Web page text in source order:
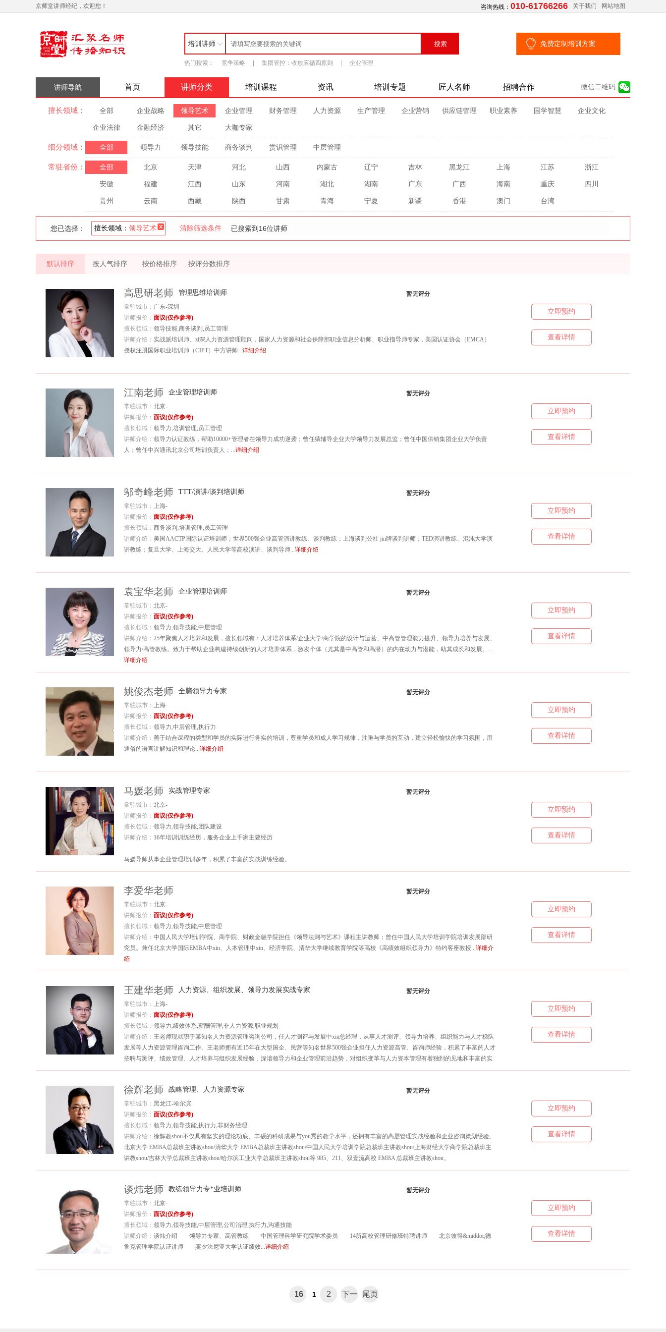
京师堂讲师经纪，欢迎您！ 咨询热线： 010-61766266 关于我们 网站地图
培训讲师
热门搜索： 竞争策略 集团管控：收放应循四原则 企业管理
免费定制培训方案
首页 讲师分类 培训课程 资讯 培训专题 匠人名师 招聘合作 微信二维码
讲师导航
擅长领域： 全部 企业战略 领导艺术 企业管理 财务管理 人力资源 生产管理 企业营销 供应链管理 职业素养 国学智慧 企业文化
企业法律 金融经济 其它 大咖专家
细分领域： 全部 领导力 领导技能 商务谈判 赏识管理 中层管理
常驻省份： 全部 北京 天津 河北 山西 内蒙古 辽宁 吉林 黑龙江 上海 江苏 浙江
安徽 福建 江西 山东 河南 湖北 湖南 广东 广西 海南 重庆 四川
贵州 云南 西藏 陕西 甘肃 青海 宁夏 新疆 香港 澳门 台湾
您已选择： 擅长领域： 领导艺术 清除筛选条件 已搜索到 16位讲师
默认排序 按人气排序 按价格排序 按评分数排序
立即预约
查看详情
暂无评分
高思研老师 管理思维培训师
常驻城市： 广东-深圳
讲师报价： 面议(仅作参考)
擅长领域： 领导技能,商务谈判,员工管理
讲师介绍： 实战派培训师、zi深人力资源管理顾问，国家人力资源和社会保障部职业信息分析师、职业指导师专家，美国认证协会（EMCA）
授权注册国际职业培训师（CIPT）中方讲师...详细介绍
立即预约
查看详情
暂无评分
江南老师 企业管理培训师
常驻城市： 北京-
讲师报价： 面议(仅作参考)
擅长领域： 领导力,培训管理,员工管理
讲师介绍： 领导力认证教练，帮助10000+管理者在领导力成功逆袭；曾任猿辅导企业大学领导力发展总监；曾任中国供销集团企业大学负责
人；曾任中兴通讯北京公司培训负责人；...详细介绍
立即预约
查看详情
暂无评分
邬奇峰老师 TTT/演讲/谈判培训师
常驻城市： 上海-
讲师报价： 面议(仅作参考)
擅长领域： 商务谈判,培训管理,员工管理
讲师介绍： 美国AACTP国际认证培训师；世界500强企业高管演讲教练、谈判教练；上海谈判公社 jin牌谈判讲师；TED演讲教练、混沌大学演
讲教练；复旦大学、上海交大、人民大学等高校演讲、谈判导师...详细介绍
立即预约
查看详情
暂无评分
袁宝华老师 企业管理培训师
常驻城市： 北京-
讲师报价： 面议(仅作参考)
擅长领域： 领导力,领导技能,中层管理
讲师介绍： 25年聚焦人才培养和发展，擅长领域有：人才培养体系/企业大学/商学院的设计与运营、中高管管理能力提升、领导力培养与发展、
领导力/高管教练。致力于帮助企业构建持续创新的人才培养体系，激发个体（尤其是中高管和高潜）的内在动力与潜能，助其成长和发展。...
详细介绍
立即预约
查看详情
暂无评分
姚俊杰老师 全脑领导力专家
常驻城市： 上海-
讲师报价： 面议(仅作参考)
擅长领域： 领导力,中层管理,执行力
讲师介绍： 善于结合课程的类型和学员的实际进行务实的培训，尊重学员和成人学习规律，注重与学员的互动，建立轻松愉快的学习氛围，用
通俗的语言讲解知识和理论...详细介绍
立即预约
查看详情
暂无评分
马媛老师 实战管理专家
常驻城市： 北京-
讲师报价： 面议(仅作参考)
擅长领域： 领导力,领导技能,团队建设
讲师介绍： 16年培训训练经历，服务企业上千家主要经历
马媛导师从事企业管理培训多年，积累了丰富的实战训练经验。
动的方式持续跟踪学员训后的实际操作，并在操作过程中提出指导建议，让培训创造生产力。
马媛导师的课程生动精彩，但更重要的是她的课程具备持续xiao果和可操作性。她的高度责任心和卓yue培训导师精神，受到参训人员及参训企
业的高度赞扬。...详细介绍
立即预约
查看详情
暂无评分
李爱华老师
常驻城市： 北京-
讲师报价： 面议(仅作参考)
擅长领域： 领导力,领导技能,中层管理
讲师介绍： 中国人民大学培训学院、商学院、财政金融学院担任《领导法则与艺术》课程主讲教师；曾任中国人民大学培训学院培训发展部研
究员。兼任北京大学国际EMBA中xin、人本管理中xin、经济学院、清华大学继续教育学院等高校《高绩效组织领导力》特约客座教授...详细介
绍
立即预约
查看详情
暂无评分
王建华老师 人力资源、组织发展、领导力发展实战专家
常驻城市： 上海-
讲师报价： 面议(仅作参考)
擅长领域： 领导力,绩效体系,薪酬管理,非人力资源,职业规划
讲师介绍： 王老师现就职于某知名人力资源管理咨询公司，任人才测评与发展中xin总经理，从事人才测评、领导力培养、组织能力与人才梯队
发展等人力资源管理咨询工作。王老师拥有近15年在大型国企、民营等知名世界500强企业担任人力资源高管、咨询师经验，积累了丰富的人才
招聘与测评、绩效管理、人才培养与组织发展经验，深谙领导力和企业管理前沿趋势，对组织变革与人力资本管理有着独到的见地和丰富的实
战经验。...详细介绍
立即预约
查看详情
暂无评分
徐辉老师 战略管理、人力资源专家
常驻城市： 黑龙江-哈尔滨
讲师报价： 面议(仅作参考)
擅长领域： 领导力,领导技能,执行力,非财务经理
讲师介绍： 徐辉教shou不仅具有坚实的理论功底、丰硕的科研成果与you秀的教学水平，还拥有丰富的高层管理实战经验和企业咨询策划经验。
北京大学 EMBA总裁班主讲教shou/清华大学 EMBA总裁班主讲教shou/中国人民大学培训学院总裁班主讲教shou/上海财经大学商学院总裁班主
讲教shou/吉林大学总裁班主讲教shou/哈尔滨工业大学总裁班主讲教shou等 985、211、双壹流高校 EMBA 总裁班主讲教shou。
劳动和社会保障部中英剑桥 CFO 项目主讲教shou...详细介绍
立即预约
查看详情
暂无评分
谈炜老师 教练领导力专*业培训师
常驻城市： 北京-
讲师报价： 面议(仅作参考)
擅长领域： 领导力,领导技能,中层管理,公司治理,执行力,沟通技能
讲师介绍： 谈炜介绍 领导力专家、高管教练 中国管理科学研究院学术委员 14所高校管理研修班特聘讲师 北京彼得&middot;德
鲁克管理学院认证讲师 宾夕法尼亚大学认证绩效...详细介绍
16 1 2
下一
尾页